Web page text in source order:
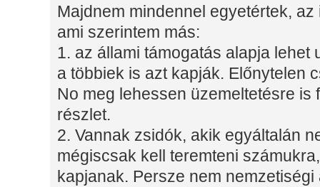
Majdnem mindennel egyetértek,
ami szerintem más:
1. az állami támogatás alapja lehet
a többiek is azt kapják. Előnytelen
No meg lehessen üzemeltetésre
részlet.
2. Vannak zsidók, akik egyáltalán
mégiscsak kell teremteni
kapjanak. Persze nem